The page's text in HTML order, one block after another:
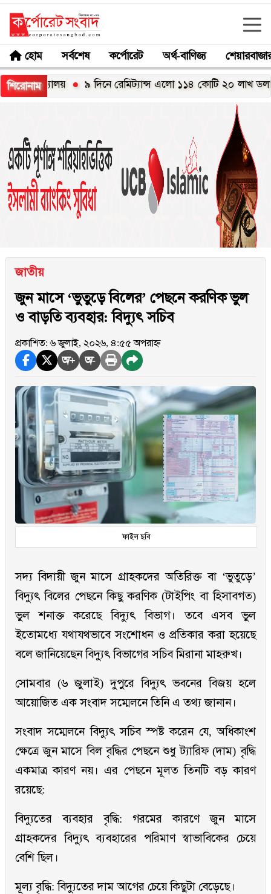
হোম সর্বশেষ কর্পোরেট অর্থ-বাণিজ্য
শিরোনাম ৯ দিনে রেমিট্যান্স এলো ১১৪ কোটি ২০ লাখ ডলার
জাতীয়
জুন মাসে ‘ভুতুড়ে বিলের’ পেছনে করণিক ভুল
ও বাড়তি ব্যবহার: বিদ্যুৎ সচিব
প্রকাশিত: ৬ জুলাই, ২০২৬, ৪:৫৫ অপরাহ্ন
অ+ অ-
ফাইল ছবি
সদ্য বিদায়ী জুন মাসে গ্রাহকদের অতিরিক্ত বা ‘ভুতুড়ে’
বিদ্যুৎ বিলের পেছনে কিছু করণিক (টাইপিং বা হিসাবগত)
ভুল শনাক্ত করেছে বিদ্যুৎ বিভাগ। তবে এসব ভুল
ইতোমধ্যে যথাযথভাবে সংশোধন ও প্রতিকার করা হয়েছে
বলে জানিয়েছেন বিদ্যুৎ বিভাগের সচিব মিরানা মাহরুখ।
সোমবার (৬ জুলাই) দুপুরে বিদ্যুৎ ভবনের বিজয় হলে
আয়োজিত এক সংবাদ সম্মেলনে তিনি এ তথ্য জানান।
সংবাদ সম্মেলনে বিদ্যুৎ সচিব স্পষ্ট করেন যে, অধিকাংশ
ক্ষেত্রে জুন মাসে বিল বৃদ্ধির পেছনে শুধু ট্যারিফ (দাম) বৃদ্ধি
একমাত্র কারণ নয়। এর পেছনে মূলত তিনটি বড় কারণ
রয়েছে:
বিদ্যুতের ব্যবহার বৃদ্ধি: গরমের কারণে জুন মাসে
গ্রাহকদের বিদ্যুৎ ব্যবহারের পরিমাণ স্বাভাবিকের চেয়ে
বেশি ছিল।
মূল্য বৃদ্ধি: বিদ্যুতের দাম আগের চেয়ে কিছুটা বেড়েছে।